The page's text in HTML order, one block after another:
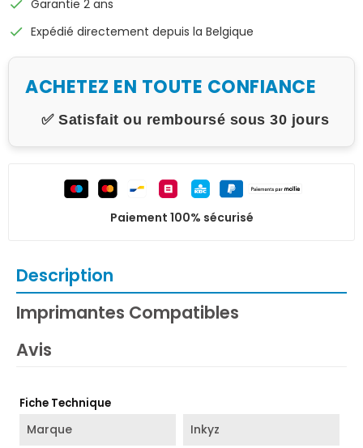
check Garantie 2 ans
check Expédié directement depuis la Belgique
ACHETEZ EN TOUTE CONFIANCE
✅ Satisfait ou remboursé sous 30 jours
Paiement 100% sécurisé
Description
Imprimantes Compatibles
Avis
Fiche Technique
Marque Inkyz